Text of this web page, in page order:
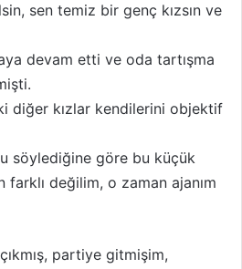
sen temiz bir genç kızsın ve
devam etti ve oda tartışma
diğer kızlar kendilerini objektif
söylediğine göre bu küçük
farklı değilim, o zaman ajanım
partiye gitmişim,